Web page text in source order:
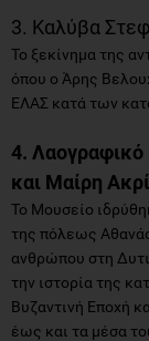
3. Καλύβα
Το ξεκίνημα της
όπου ο Άρης
ΕΛΑΣ κατά των
4. Λαογραφικό
και Μαίρη
Το Μουσείο
της πόλεως
ανθρώπου στη
την ιστορία της
Βυζαντινή Εποχή
έως και τα μέσα